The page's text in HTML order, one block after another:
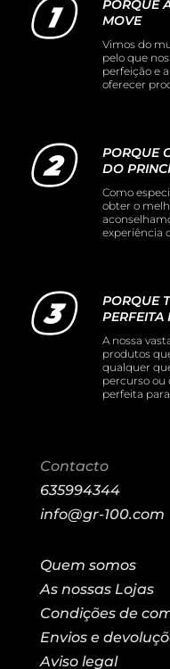
PORQUE
MOVE
Vimos do
pelo que
perfeição e
oferecer
PORQUE
DO
Como
obter o
experiência
PORQUE
PERFEITA
A nossa
produtos
qualquer
percurso ou
perfeita
Contacto
635994344
info@gr-100.com
Quem somos
As nossas Lojas
Condições de
Envios e
Aviso legal